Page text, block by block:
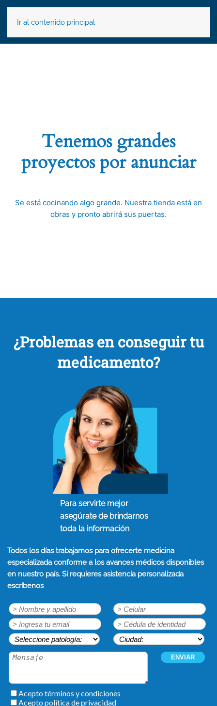
Ir al contenido principal
Tenemos grandes
proyectos por anunciar
Se está cocinando algo grande. Nuestra tienda está en
obras y pronto abrirá sus puertas.
¿Problemas en conseguir tu
medicamento?
Para servirte mejor
asegúrate de brindarnos
toda la información
Todos los días trabajamos para ofrecerte medicina
especializada conforme a los avances médicos disponibles
en nuestro país. Si requieres asistencia personalizada
escríbenos